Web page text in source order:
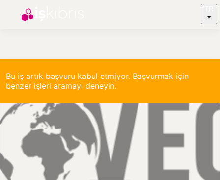
Bu iş artık başvuru kabul etmiyor. Başvurmak için
benzer işleri aramayı deneyin.